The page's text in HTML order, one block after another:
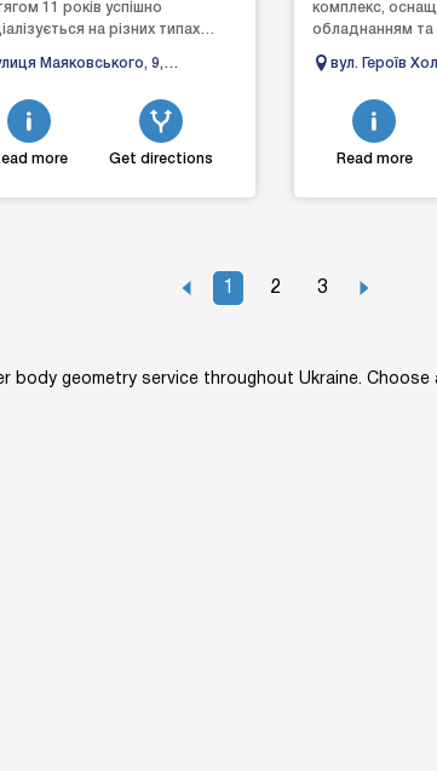
11 років успішно
на різних типах
До переліку наших
Маяковського, 9,
more Get directions
комплекс,
обладнанням та
високий рівень
вул. Героїв
Read more
1 2 3
geometry service throughout Ukraine.